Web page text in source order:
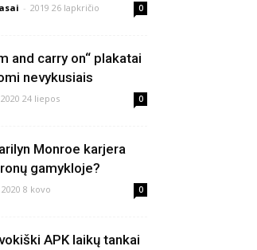
- 2019 26 lapkričio 0
and carry on“ plakatai
nevykusiais
2020 24 liepos 0
Monroe karjera
gamykloje?
2020 8 kovo 0
APK laikų tankai